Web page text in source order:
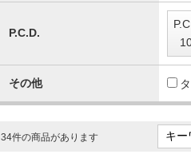
P.C.D.
その他
34件の商品があります